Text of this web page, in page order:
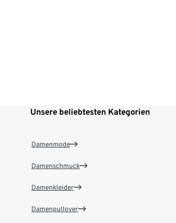
Unsere beliebtesten Kategorien
Damenmode
Damenschmuck
Damenkleider
Damenpullover